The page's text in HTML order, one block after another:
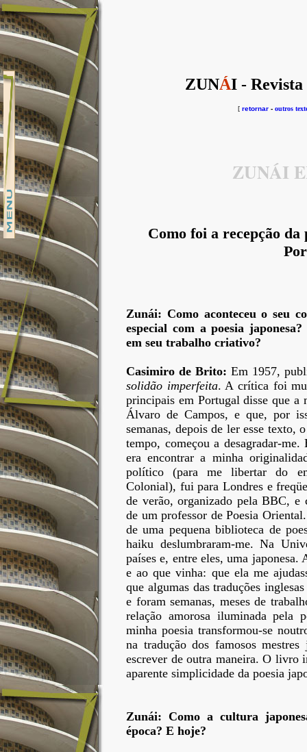
ZUNÁI - Revista
[ retornar- outros
ZUNÁI
Como foi a recepção da
Zunái: Como aconteceu o seu
especial com a poesia
em seu trabalho criativo?
Casimiro de Brito: Em 1957,
solidão imperfeita. A crítica foi
principais em Portugal disse que a
Álvaro de Campos, e que, por
semanas, depois de ler esse texto,
tempo, começou a desagradar-
era encontrar a minha
político (para me libertar do
Colonial), fui para Londres e
de verão, organizado pela BBC, e
de um professor de Poesia
de uma pequena biblioteca de
haiku deslumbraram-me. Na
países e, entre eles, uma
e ao que vinha: que ela me
que algumas das traduções
e foram semanas, meses de
relação amorosa iluminada pela
minha poesia transformou-se
na tradução dos famosos
escrever de outra maneira. O livro
aparente simplicidade da poesia
Zunái: Como a cultura
época? E hoje?